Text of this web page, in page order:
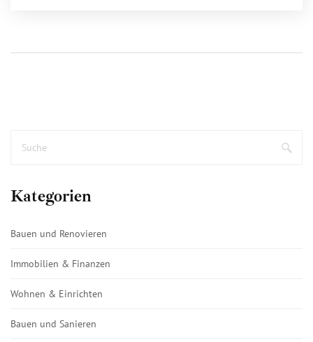
Kategorien
Bauen und Renovieren
Immobilien & Finanzen
Wohnen & Einrichten
Bauen und Sanieren